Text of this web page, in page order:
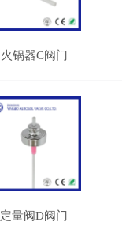
火锅器C阀门
定量阀D阀门